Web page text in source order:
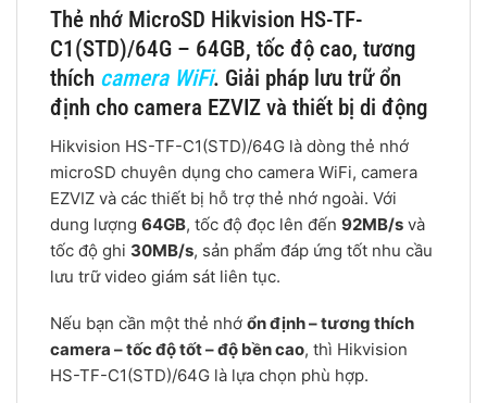
Thẻ nhớ MicroSD Hikvision HS-TF-
C1(STD)/64G – 64GB, tốc độ cao, tương
thích camera WiFi. Giải pháp lưu trữ ổn
định cho camera EZVIZ và thiết bị di động
Hikvision HS-TF-C1(STD)/64G là dòng thẻ nhớ
microSD chuyên dụng cho camera WiFi, camera
EZVIZ và các thiết bị hỗ trợ thẻ nhớ ngoài. Với
dung lượng 64GB, tốc độ đọc lên đến 92MB/s và
tốc độ ghi 30MB/s, sản phẩm đáp ứng tốt nhu cầu
lưu trữ video giám sát liên tục.
Nếu bạn cần một thẻ nhớ ổn định – tương thích
camera – tốc độ tốt – độ bền cao, thì Hikvision
HS-TF-C1(STD)/64G là lựa chọn phù hợp.